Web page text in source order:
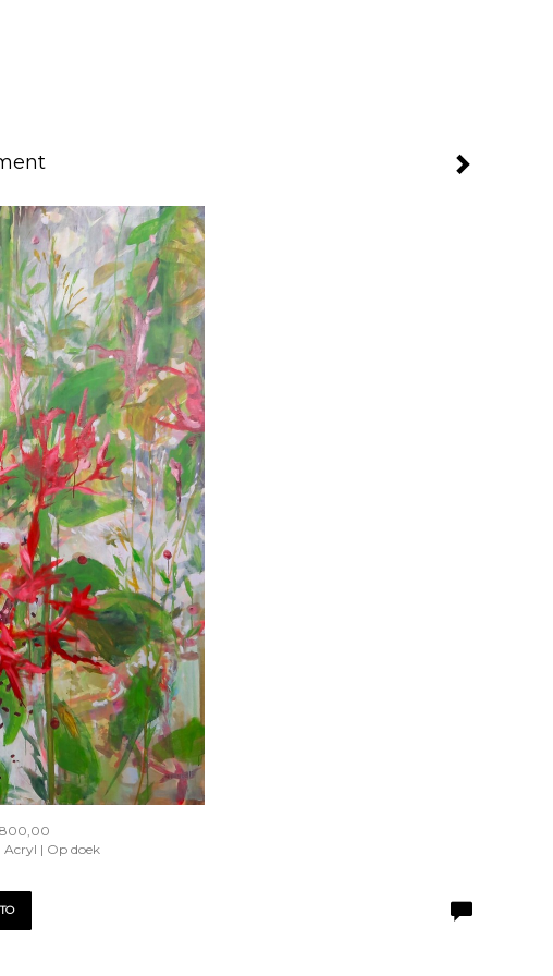
800,00
Acryl | Op doek